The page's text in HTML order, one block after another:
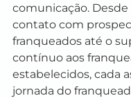
comunicação.
contato com
franqueados até o
contínuo aos
estabelecidos, cada
jornada do